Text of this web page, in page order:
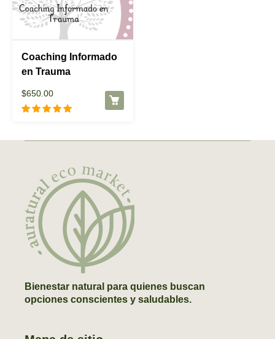
Coaching Informado
en Trauma
$650.00
Bienestar natural para quienes buscan
opciones conscientes y saludables.